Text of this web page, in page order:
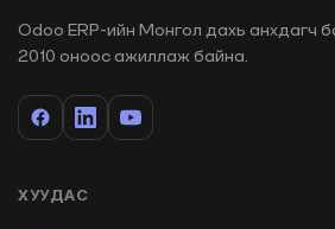
Odoo ERP-ийн Монгол дахь анхдагч
2010 оноос ажиллаж байна.
ХУУДАС